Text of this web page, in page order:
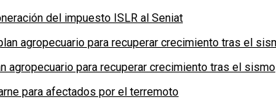
del impuesto ISLR al Seniat
agropecuario para recuperar crecimiento tras el sismo